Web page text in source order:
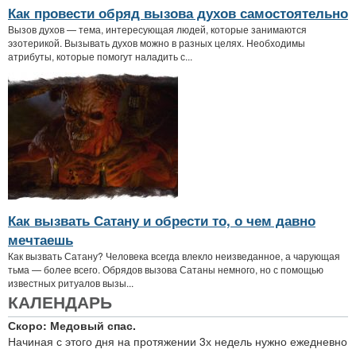
Как провести обряд вызова духов самостоятельно
Вызов духов — тема, интересующая людей, которые занимаются
эзотерикой. Вызывать духов можно в разных целях. Необходимы
атрибуты, которые помогут наладить с...
Как вызвать Сатану и обрести то, о чем давно
мечтаешь
Как вызвать Сатану? Человека всегда влекло неизведанное, а чарующая
тьма — более всего. Обрядов вызова Сатаны немного, но с помощью
известных ритуалов вызы...
КАЛЕНДАРЬ
Скоро: Медовый спас.
Начиная с этого дня на протяжении 3х недель нужно ежедневно